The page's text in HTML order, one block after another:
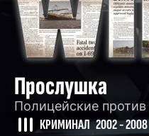
Прослушка
Полицейские
КРИМИНАЛ 2002 - 2008